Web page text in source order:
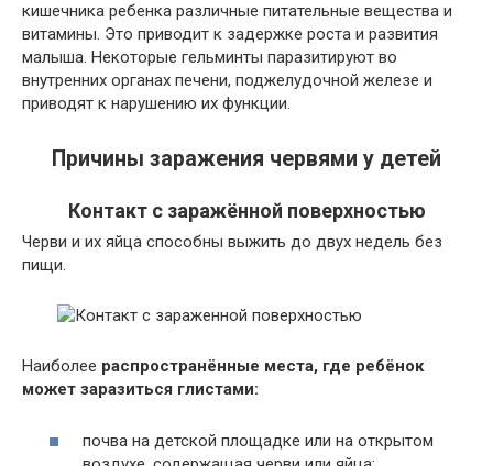
кишечника ребенка различные питательные вещества и
витамины. Это приводит к задержке роста и развития
малыша. Некоторые гельминты паразитируют во
внутренних органах печени, поджелудочной железе и
приводят к нарушению их функции.
Причины заражения червями у детей
Контакт с заражённой поверхностью
Черви и их яйца способны выжить до двух недель без
пищи.
Наиболее распространённые места, где ребёнок
может заразиться глистами:
почва на детской площадке или на открытом